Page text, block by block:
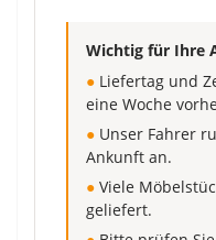
Wichtig für Ihre
● Liefertag und
eine Woche
● Unser Fahrer
Ankunft an.
● Viele
geliefert.